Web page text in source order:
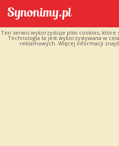
Ten serwis wykorzystuje pliki cookies, które
Technologia ta jest wykorzystywana w
reklamowych. Więcej informacji